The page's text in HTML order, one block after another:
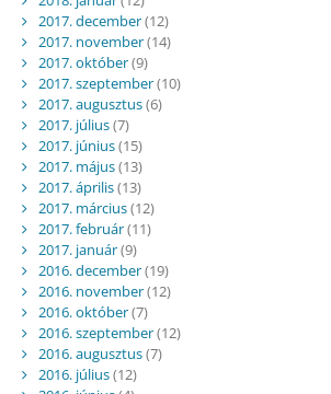
2017. december(12)
2017. november(14)
2017. október(9)
2017. szeptember(10)
2017. augusztus(6)
2017. július(7)
2017. június(15)
2017. május(13)
2017. április(13)
2017. március(12)
2017. február(11)
2017. január(9)
2016. december(19)
2016. november(12)
2016. október(7)
2016. szeptember(12)
2016. augusztus(7)
2016. július(12)